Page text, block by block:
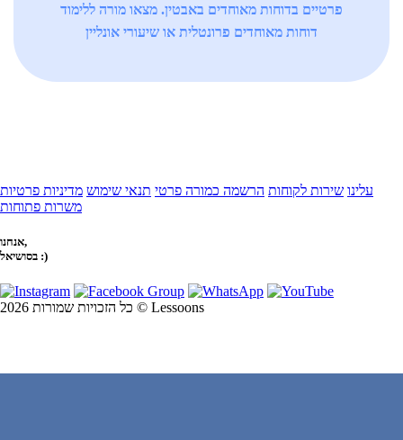
פרטיים בדוחות מאוחדים באבטין. מצאו מורה ללימוד
דוחות מאוחדים פרונטלית או שיעורי אונליין
עלינו שירות לקוחות הרשמה כמורה פרטי תנאי שימוש מדיניות פרטיות
משרות פתוחות
אנחנו,
בסושיאל :)
כל הזכויות שמורות 2026 © Lessoons